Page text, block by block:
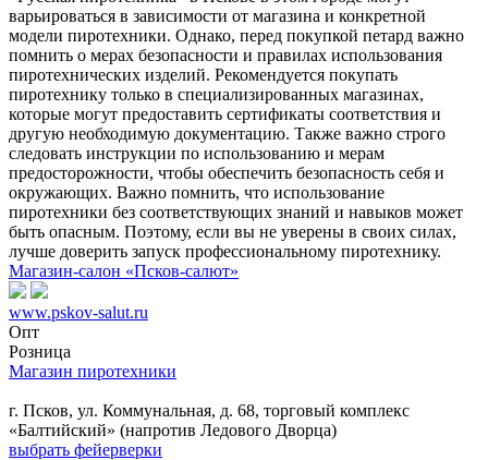
варьироваться в зависимости от магазина и конкретной
модели пиротехники. Однако, перед покупкой петард важно
помнить о мерах безопасности и правилах использования
пиротехнических изделий. Рекомендуется покупать
пиротехнику только в специализированных магазинах,
которые могут предоставить сертификаты соответствия и
другую необходимую документацию. Также важно строго
следовать инструкции по использованию и мерам
предосторожности, чтобы обеспечить безопасность себя и
окружающих. Важно помнить, что использование
пиротехники без соответствующих знаний и навыков может
быть опасным. Поэтому, если вы не уверены в своих силах,
лучше доверить запуск профессиональному пиротехнику.
Магазин-салон «Псков-салют»
www.pskov-salut.ru
Опт
Розница
Магазин пиротехники
г. Псков, ул. Коммунальная, д. 68, торговый комплекс
«Балтийский» (напротив Ледового Дворца)
выбрать фейерверки